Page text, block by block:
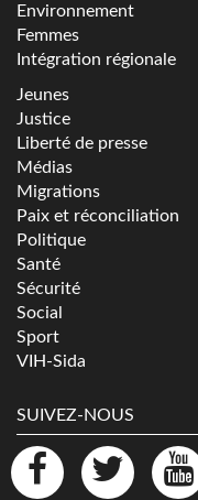
Environnement
Femmes
Intégration régionale
Jeunes
Justice
Liberté de presse
Médias
Migrations
Paix et réconciliation
Politique
Santé
Sécurité
Social
Sport
VIH-Sida
SUIVEZ-NOUS